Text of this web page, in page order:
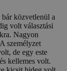
közvetlenül a
volt választási
Nagyon
személyzet
de egy este
kellemes volt.